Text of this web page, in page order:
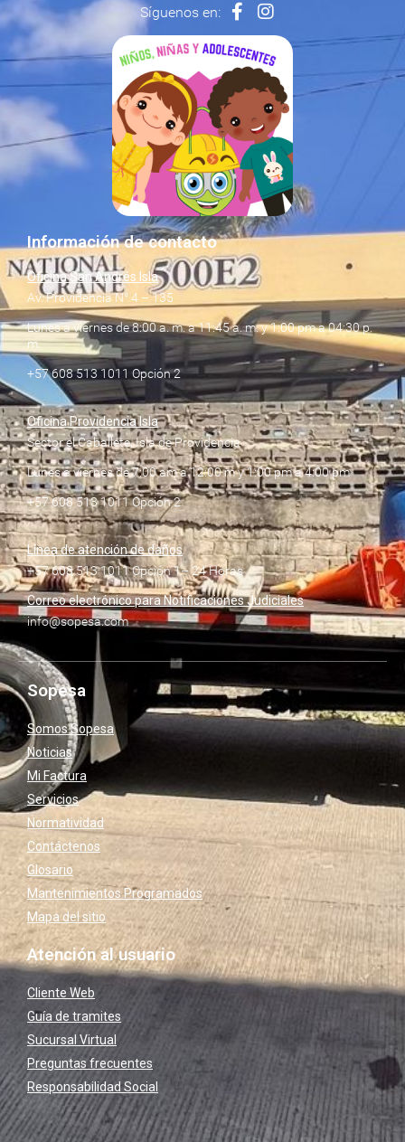
Síguenos en:
Información de contacto
Oficina San Andrés Isla
Av. Providencia N° 4 – 135
Lunes a viernes de 8:00 a. m. a 11:45 a. m. y 1:00 pm a 04:30 p.
m.
+57 608 513 1011 Opción 2
Oficina Providencia Isla
Sector el Caballete, Isla de Providencia
Lunes a viernes de 7:00 am a 12:00 m y 1:00 pm a 4:00 pm
+57 608 513 1011 Opción 2
Línea de atención de daños
+57 608 513 1011 Opción 1– 24 Horas
Correo electrónico para Notificaciones Judiciales
info@sopesa.com
Sopesa
Somos Sopesa
Noticias
Mi Factura
Servicios
Normatividad
Contáctenos
Glosario
Mantenimientos Programados
Mapa del sitio
Atención al usuario
Cliente Web
Guía de tramites
Sucursal Virtual
Preguntas frecuentes
Responsabilidad Social